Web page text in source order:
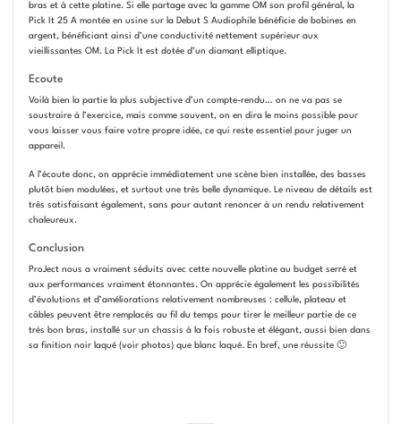
bras et à cette platine. Si elle partage avec la gamme OM son profil général, la
Pick It 25 A montée en usine sur la Debut S Audiophile bénéficie de bobines en
argent, bénéficiant ainsi d’une conductivité nettement supérieur aux
vieillissantes OM. La Pick It est dotée d’un diamant elliptique.
Ecoute
Voilà bien la partie la plus subjective d’un compte-rendu… on ne va pas se
soustraire à l’exercice, mais comme souvent, on en dira le moins possible pour
vous laisser vous faire votre propre idée, ce qui reste essentiel pour juger un
appareil.
A l’écoute donc, on apprécie immédiatement une scène bien installée, des basses
plutôt bien modulées, et surtout une très belle dynamique. Le niveau de détails est
très satisfaisant également, sans pour autant renoncer à un rendu relativement
chaleureux.
Conclusion
ProJect nous a vraiment séduits avec cette nouvelle platine au budget serré et
aux performances vraiment étonnantes. On apprécie également les possibilités
d’évolutions et d’améliorations relativement nombreuses : cellule, plateau et
câbles peuvent être remplacés au fil du temps pour tirer le meilleur partie de ce
très bon bras, installé sur un chassis à la fois robuste et élégant, aussi bien dans
sa finition noir laqué (voir photos) que blanc laqué. En bref, une réussite 🙂